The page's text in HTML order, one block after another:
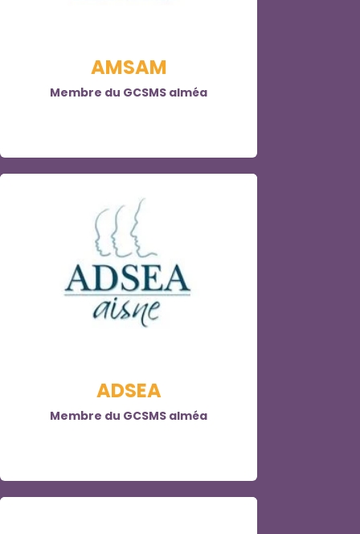
AMSAM
Membre du GCSMS alméa
ADSEA
Membre du GCSMS alméa